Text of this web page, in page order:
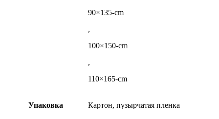
90×135-cm
,
100×150-cm
,
110×165-cm
Упаковка Картон, пузырчатая пленка